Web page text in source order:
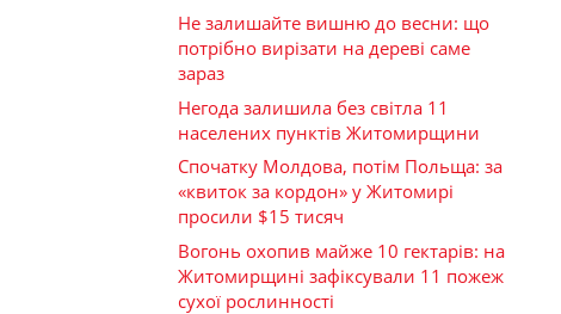
Не залишайте вишню до весни: що
потрібно вирізати на дереві саме
зараз
Негода залишила без світла 11
населених пунктів Житомирщини
Спочатку Молдова, потім Польща: за
«квиток за кордон» у Житомирі
просили $15 тисяч
Вогонь охопив майже 10 гектарів: на
Житомирщині зафіксували 11 пожеж
сухої рослинності